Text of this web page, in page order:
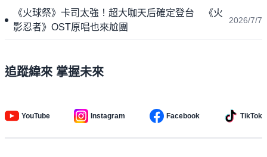
《火球祭》卡司太強！超大咖天后確定登台 《火
影忍者》OST原唱也來尬團
2026/7/7
追蹤緯來 掌握未來
YouTube Instagram Facebook TikTok